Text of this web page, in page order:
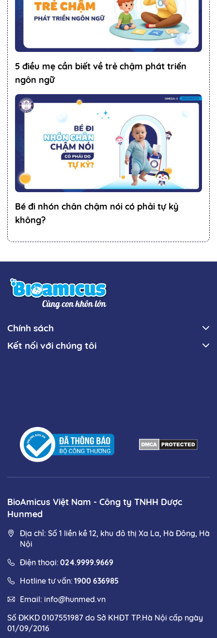
5 điều mẹ cần biết về trẻ chậm phát triển
ngôn ngữ
Bé đi nhón chân chậm nói có phải tự kỷ
không?
BioAmicus Việt Nam - Công ty TNHH Dược
Hunmed
Địa chỉ: Số 1 liền kề 12, khu đô thị Xa La, Hà Đông, Hà
Nội
Điện thoại: 024.9999.9669
Hotline tư vấn: 1900 636985
Email: info@hunmed.vn
Số ĐKKD 0107551987 do Sở KHĐT TP.Hà Nội cấp ngày
01/09/2016
Chính sách
Kết nối với chúng tôi